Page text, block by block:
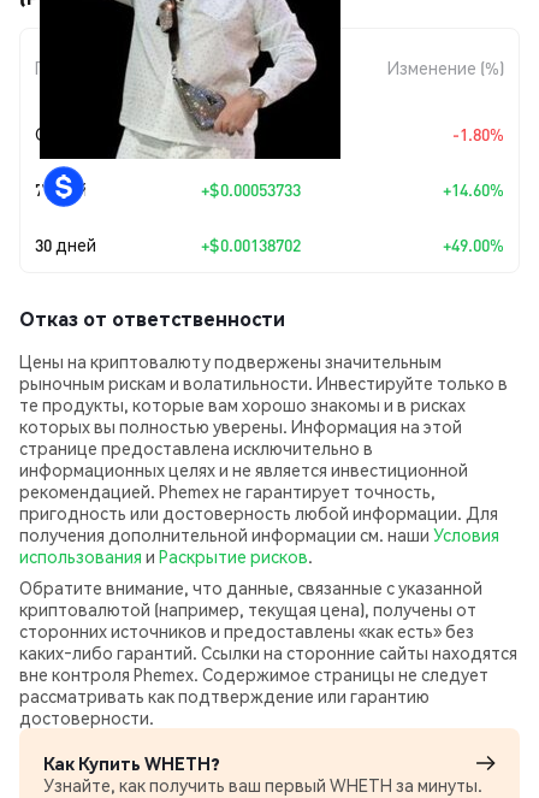
Период
Изменение
суммы
Изменение (%)
Сегодня $-0.00007731 -1.80%
7 дней +$0.00053733 +14.60%
30 дней +$0.00138702 +49.00%
Отказ от ответственности
Цены на криптовалюту подвержены значительным
рыночным рискам и волатильности. Инвестируйте только в
те продукты, которые вам хорошо знакомы и в рисках
которых вы полностью уверены. Информация на этой
странице предоставлена исключительно в
информационных целях и не является инвестиционной
рекомендацией. Phemex не гарантирует точность,
пригодность или достоверность любой информации. Для
получения дополнительной информации см. наши Условия
использования и Раскрытие рисков.
Обратите внимание, что данные, связанные с указанной
криптовалютой (например, текущая цена), получены от
сторонних источников и предоставлены «как есть» без
каких‑либо гарантий. Ссылки на сторонние сайты находятся
вне контроля Phemex. Содержимое страницы не следует
рассматривать как подтверждение или гарантию
достоверности.
Как Купить WHETH?
Узнайте, как получить ваш первый WHETH за минуты.